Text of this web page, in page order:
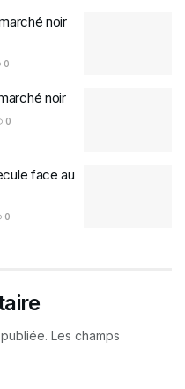
noir
0
noir
0
face au
0
Les champs